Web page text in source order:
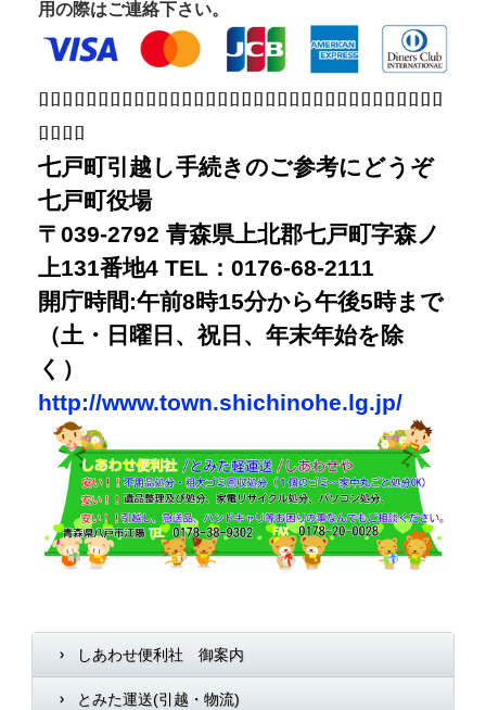
用の際はご連絡下さい。
ﾛﾛﾛﾛﾛﾛﾛﾛﾛﾛﾛﾛﾛﾛﾛﾛﾛﾛﾛﾛﾛﾛﾛﾛﾛﾛﾛﾛﾛﾛﾛﾛﾛﾛ
ﾛﾛﾛﾛ
七戸町引越し手続きのご参考にどうぞ
七戸町役場
〒039-2792 青森県上北郡七戸町字森ノ
上131番地4 TEL：0176-68-2111
開庁時間:午前8時15分から午後5時まで
（土・日曜日、祝日、年末年始を除
く）
http://www.town.shichinohe.lg.jp/
しあわせ便利社 御案内
とみた運送(引越・物流)